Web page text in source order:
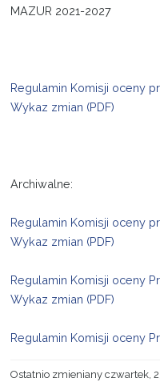
MAZUR 2021-2027
Regulamin Komisji oceny
Wykaz zmian (PDF)
Archiwalne:
Regulamin Komisji oceny
Wykaz zmian (PDF)
Regulamin Komisji oceny
Wykaz zmian (PDF)
Regulamin Komisji oceny
Ostatnio zmieniany czwartek,